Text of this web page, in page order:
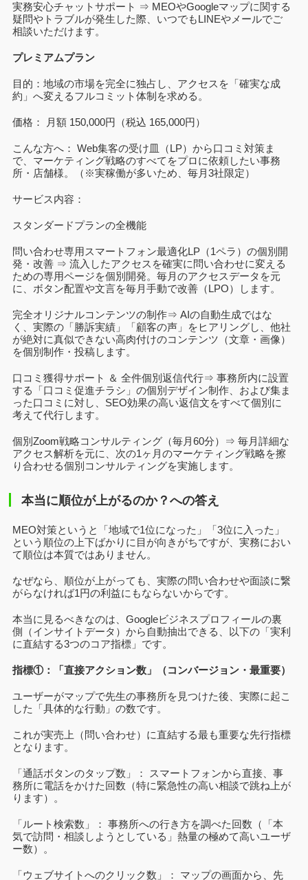
実務安心チャットサポート ⇒ MEOやGoogleマップに関する
疑問やトラブルが発生した際、いつでもLINEやメールでご
相談いただけます。
プレミアムプラン
目的：地域の市場を完全に独占し、アクセスを「確実な成
約」へ変えるフルコミット体制を求める。
価格： 月額 150,000円（税込 165,000円）
こんな方へ： Web集客の受け皿（LP）から口コミ対策ま
で、マーケティング戦略のすべてをプロに依頼したい事務
所・店舗様。（※実稼働が多いため、毎月3社限定）
サービス内容：
スタンダードプランの全機能
問い合わせ専用スマートフォン最適化LP（1ペラ）の個別開
発・改善 ⇒ 流入したアクセスを確実に問い合わせに変える
ための専用ページを個別開発。毎月のアクセスデータを元
に、ボタン配置や文言を毎月手動で改善（LPO）します。
完全オリジナルコンテンツの制作⇒ AIの自動生成ではな
く、実際の「勝訴実績」「顧客の声」をヒアリングし、他社
が絶対に真似できない高肉付けのコンテンツ（文章・画像）
を個別制作・投稿します。
口コミ獲得サポート ＆ 全件個別返信代行⇒ 事務所内に設置
する「口コミ促進チラシ」の個別デザイン制作、および集ま
った口コミに対し、SEO効果の高い返信文をすべて個別に
考えて代行します。
個別Zoom戦略コンサルティング（毎月60分）⇒ 毎月詳細な
アクセス解析を元に、次の1ヶ月のマーケティング戦略を擦
り合わせる個別コンサルティングを実施します。
本当に順位が上がるのか？への答え
MEO対策というと「地域で1位になった」「3位に入った」
という順位の上下ばかりに目が向きがちですが、実務におい
て順位は本質ではありません。
なぜなら、順位が上がっても、実際の問い合わせや面談に繋
がらなければ1円の利益にもならないからです。
本当に見るべきなのは、Googleビジネスプロフィールの裏
側（インサイトデータ）から自動抽出できる、以下の「実利
に直結する3つのコア指標」です。
指標①：「直接アクション数」（コンバージョン・最重要）
ユーザーがマップで先生の事務所を見つけた後、実際に起こ
した「具体的な行動」の数です。
これが実売上（問い合わせ）に直結する最も重要な先行指標
となります。
「通話ボタンのタップ数」： スマートフォンから直接、事
務所に電話をかけた回数（特に緊急性の高い相談で跳ね上が
ります）。
「ルート検索数」： 事務所への行き方を調べた回数（「本
気で訪問・相談しようとしている」熱量の極めて高いユーザ
ー数）。
「ウェブサイトへのクリック数」： マップの画面から、先